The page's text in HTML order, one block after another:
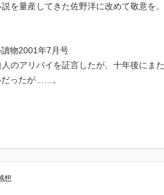
を量産してきた佐野洋に改めて敬意を
讀物2001年7月号
のアリバイを証言したが、十年後にま
だったが……。
物2001年11月号
れ得ぬ人は誰かと聞かれた重役は、戦
想